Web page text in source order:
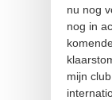
nu nog
nog in
mijn